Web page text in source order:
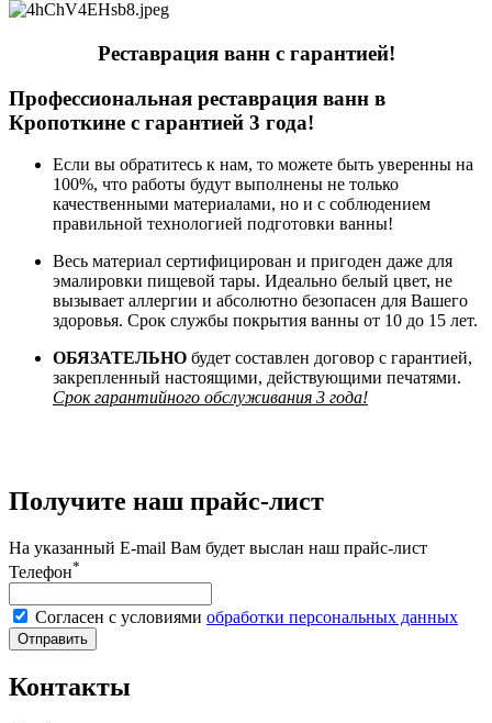
Реставрация ванн с гарантией!
Профессиональная реставрация ванн в
Кропоткине с гарантией 3 года!
Если вы обратитесь к нам, то можете быть уверенны на
100%, что работы будут выполнены не только
качественными материалами, но и с соблюдением
правильной технологией подготовки ванны!
Весь материал сертифицирован и пригоден даже для
эмалировки пищевой тары. Идеально белый цвет, не
вызывает аллергии и абсолютно безопасен для Вашего
здоровья. Срок службы покрытия ванны от 10 до 15 лет.
ОБЯЗАТЕЛЬНО будет составлен договор с гарантией,
закрепленный настоящими, действующими печатями.
Срок гарантийного обслуживания 3 года!
Получите наш прайс-лист
На указанный E-mail Вам будет выслан наш прайс-лист
Телефон*
Согласен с условиями обработки персональных данных
Отправить
Контакты